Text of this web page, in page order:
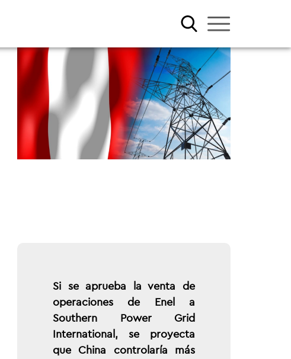
Si se aprueba la venta de
operaciones de Enel a
Southern Power Grid
International, se proyecta
que China controlaría más